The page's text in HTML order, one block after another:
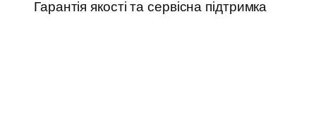
Гарантія якості та сервісна підтримка